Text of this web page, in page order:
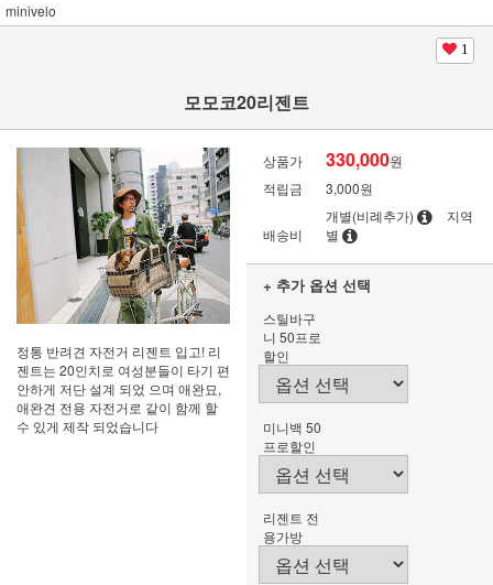
minivelo
1
모모코20리젠트
정통 반려견 자전거 리젠트 입고! 리
젠트는 20인치로 여성분들이 타기 편
안하게 저단 설계 되었 으며 애완묘,
애완견 전용 자전거로 같이 함께 할
수 있게 제작 되었습니다
상품가 330,000원
적립금
3,000원
배송비
개별(비례추가)
지역
별
+ 추가 옵션 선택
스틸바구
니 50프로
할인
미니백 50
프로할인
리젠트 전
용가방